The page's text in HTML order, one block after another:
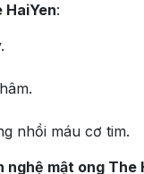
HaiYen:
nhồi máu cơ tim.
mật ong The